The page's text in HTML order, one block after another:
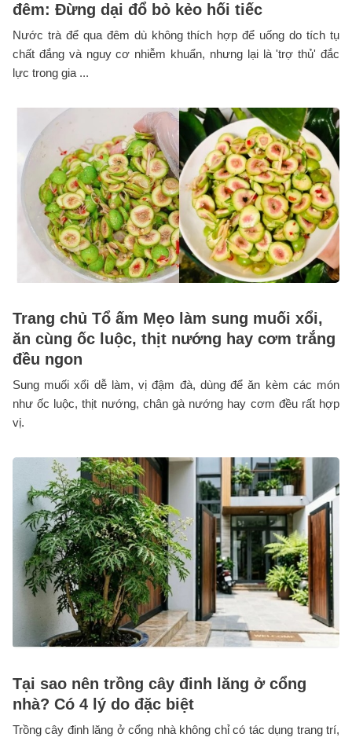
đêm: Đừng dại đổ bỏ kẻo hối tiếc
Nước trà để qua đêm dù không thích hợp để uống do tích tụ
chất đắng và nguy cơ nhiễm khuẩn, nhưng lại là 'trợ thủ' đắc
lực trong gia ...
Trang chủ Tổ ấm Mẹo làm sung muối xổi,
ăn cùng ốc luộc, thịt nướng hay cơm trắng
đều ngon
Sung muối xổi dễ làm, vị đậm đà, dùng để ăn kèm các món
như ốc luộc, thịt nướng, chân gà nướng hay cơm đều rất hợp
vị.
Tại sao nên trồng cây đinh lăng ở cổng
nhà? Có 4 lý do đặc biệt
Trồng cây đinh lăng ở cổng nhà không chỉ có tác dụng trang trí,